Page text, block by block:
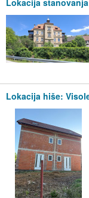
Lokacija hiše: